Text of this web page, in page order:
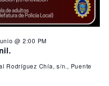
@ 2:00 PM
Rodríguez Chía, s/n., Puente